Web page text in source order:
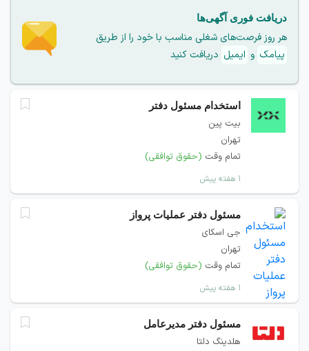
دریافت فوری آگهی‌ها
هر روز فرصت‌های شغلی مناسب با خود را از طریق
پیامک و ایمیل دریافت کنید
استخدام مسئول دفتر
بیت پین
تهران
تمام وقت (حقوق توافقی)
۱ هفته پیش
مسئول دفتر عملیات پرواز
جی اسکای
تهران
تمام وقت (حقوق توافقی)
۱ هفته پیش
مسئول دفتر مدیرعامل
هلدینگ دلتا